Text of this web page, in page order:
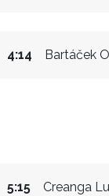
Bartáček
4:14
Creanga
5:15